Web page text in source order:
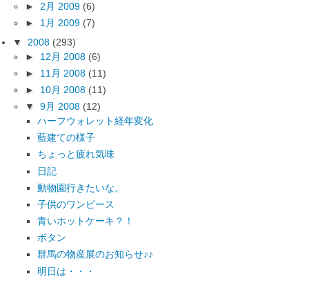
► 2月 2009 (6)
► 1月 2009 (7)
▼ 2008 (293)
► 12月 2008 (6)
► 11月 2008 (11)
► 10月 2008 (11)
▼ 9月 2008 (12)
ハーフウォレット経年変化
藍建ての様子
ちょっと疲れ気味
日記
動物園行きたいな。
子供のワンピース
青いホットケーキ？！
ボタン
群馬の物産展のお知らせ♪♪
明日は・・・